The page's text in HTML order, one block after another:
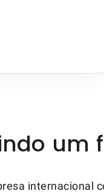
um
internacional